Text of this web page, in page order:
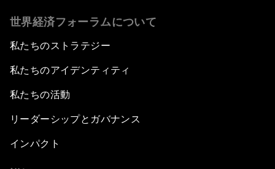
世界経済フォーラムについて
私たちのストラテジー
私たちのアイデンティティ
私たちの活動
リーダーシップとガバナンス
インパクト